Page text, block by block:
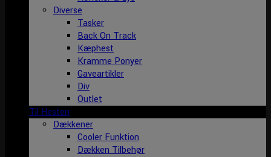
Diverse
Tasker
Back On Track
Kæphest
Kramme Ponyer
Gaveartikler
Div
Outlet
Til Hesten
Dækkener
Cooler Funktion
Dækken Tilbehør